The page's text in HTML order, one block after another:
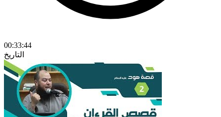
00:33:44
التاريخ